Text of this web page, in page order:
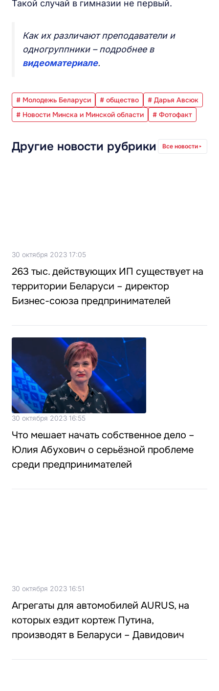
Такой случай в гимназии не первый.
Как их различают преподаватели и
одногруппники – подробнее в
видеоматериале.
# Молодежь Беларуси # общество
# Дарья Авсюк
# Новости Минска и Минской области
# Фотофакт
Другие новости рубрики Все новости
30 октября 2023 17:05
263 тыс. действующих ИП существует на
территории Беларуси – директор
Бизнес-союза предпринимателей
30 октября 2023 16:55
Что мешает начать собственное дело –
Юлия Абухович о серьёзной проблеме
среди предпринимателей
30 октября 2023 16:51
Агрегаты для автомобилей AURUS, на
которых ездит кортеж Путина,
производят в Беларуси – Давидович